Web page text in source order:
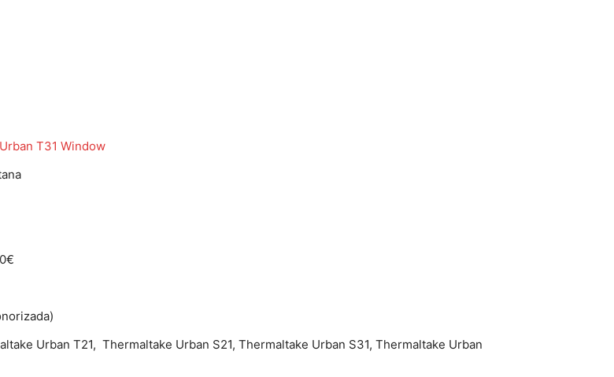
T31 Window
Urban T21, Thermaltake Urban S21, Thermaltake Urban S31, Thermaltake Urban